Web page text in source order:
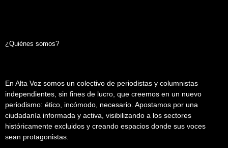
¿Quiénes somos?
En Alta Voz somos un colectivo de periodistas y columnistas
independientes, sin fines de lucro, que creemos en un nuevo
periodismo: ético, incómodo, necesario. Apostamos por una
ciudadanía informada y activa, visibilizando a los sectores
históricamente excluidos y creando espacios donde sus voces
sean protagonistas.